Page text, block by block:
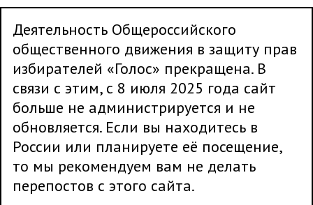
Деятельность Общероссийского
общественного движения в защиту прав
избирателей «Голос» прекращена. В
связи с этим, с 8 июля 2025 года сайт
больше не администрируется и не
обновляется. Если вы находитесь в
России или планируете её посещение,
то мы рекомендуем вам не делать
перепостов с этого сайта.